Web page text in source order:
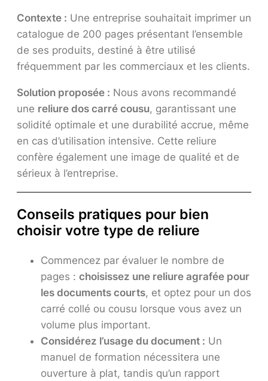
Contexte : Une entreprise souhaitait imprimer un
catalogue de 200 pages présentant l’ensemble
de ses produits, destiné à être utilisé
fréquemment par les commerciaux et les clients.
Solution proposée : Nous avons recommandé
une reliure dos carré cousu, garantissant une
solidité optimale et une durabilité accrue, même
en cas d’utilisation intensive. Cette reliure
confère également une image de qualité et de
sérieux à l’entreprise.
Conseils pratiques pour bien
choisir votre type de reliure
Commencez par évaluer le nombre de
pages : choisissez une reliure agrafée pour
les documents courts, et optez pour un dos
carré collé ou cousu lorsque vous avez un
volume plus important.
Considérez l’usage du document : Un
manuel de formation nécessitera une
ouverture à plat, tandis qu’un rapport